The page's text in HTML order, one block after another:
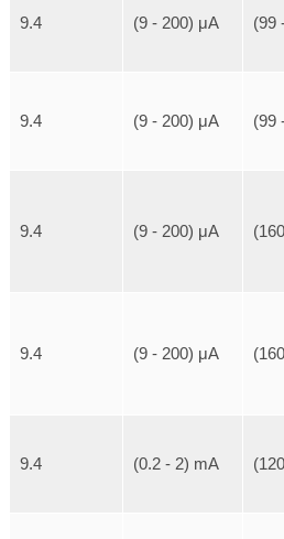
9.4 (9 - 200) μA (99
9.4 (9 - 200) μA (99
9.4 (9 - 200) μA
9.4 (9 - 200) μA
9.4 (0.2 - 2) mA